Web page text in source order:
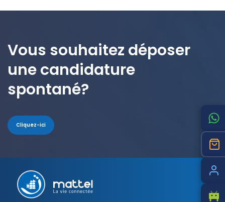
Vous souhaitez déposer
une candidature
spontané?
Cliquez-ici
Pied
de
page